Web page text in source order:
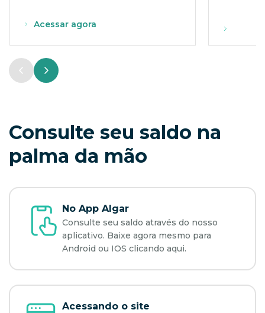
Acessar agora
Consulte seu saldo na
palma da mão
No App Algar
Consulte seu saldo através do nosso
aplicativo. Baixe agora mesmo para
Android ou IOS clicando aqui.
Acessando o site